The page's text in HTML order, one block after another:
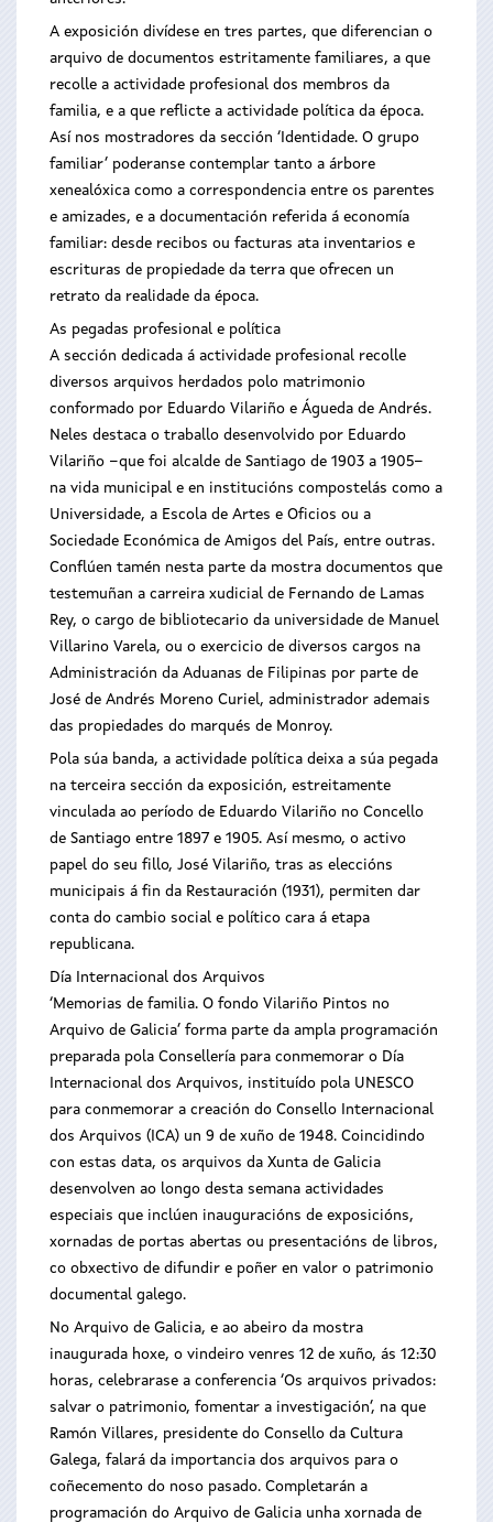
A exposición divídese en tres partes, que diferencian o
arquivo de documentos estritamente familiares, a que
recolle a actividade profesional dos membros da
familia, e a que reflicte a actividade política da época.
Así nos mostradores da sección ‘Identidade. O grupo
familiar’ poderanse contemplar tanto a árbore
xenealóxica como a correspondencia entre os parentes
e amizades, e a documentación referida á economía
familiar: desde recibos ou facturas ata inventarios e
escrituras de propiedade da terra que ofrecen un
retrato da realidade da época.
As pegadas profesional e política
A sección dedicada á actividade profesional recolle
diversos arquivos herdados polo matrimonio
conformado por Eduardo Vilariño e Águeda de Andrés.
Neles destaca o traballo desenvolvido por Eduardo
Vilariño −que foi alcalde de Santiago de 1903 a 1905−
na vida municipal e en institucións compostelás como a
Universidade, a Escola de Artes e Oficios ou a
Sociedade Económica de Amigos del País, entre outras.
Conflúen tamén nesta parte da mostra documentos que
testemuñan a carreira xudicial de Fernando de Lamas
Rey, o cargo de bibliotecario da universidade de Manuel
Villarino Varela, ou o exercicio de diversos cargos na
Administración da Aduanas de Filipinas por parte de
José de Andrés Moreno Curiel, administrador ademais
das propiedades do marqués de Monroy.
Pola súa banda, a actividade política deixa a súa pegada
na terceira sección da exposición, estreitamente
vinculada ao período de Eduardo Vilariño no Concello
de Santiago entre 1897 e 1905. Así mesmo, o activo
papel do seu fillo, José Vilariño, tras as eleccións
municipais á fin da Restauración (1931), permiten dar
conta do cambio social e político cara á etapa
republicana.
Día Internacional dos Arquivos
‘Memorias de familia. O fondo Vilariño Pintos no
Arquivo de Galicia’ forma parte da ampla programación
preparada pola Consellería para conmemorar o Día
Internacional dos Arquivos, instituído pola UNESCO
para conmemorar a creación do Consello Internacional
dos Arquivos (ICA) un 9 de xuño de 1948. Coincidindo
con estas data, os arquivos da Xunta de Galicia
desenvolven ao longo desta semana actividades
especiais que inclúen inauguracións de exposicións,
xornadas de portas abertas ou presentacións de libros,
co obxectivo de difundir e poñer en valor o patrimonio
documental galego.
No Arquivo de Galicia, e ao abeiro da mostra
inaugurada hoxe, o vindeiro venres 12 de xuño, ás 12:30
horas, celebrarase a conferencia ‘Os arquivos privados:
salvar o patrimonio, fomentar a investigación’, na que
Ramón Villares, presidente do Consello da Cultura
Galega, falará da importancia dos arquivos para o
coñecemento do noso pasado. Completarán a
programación do Arquivo de Galicia unha xornada de